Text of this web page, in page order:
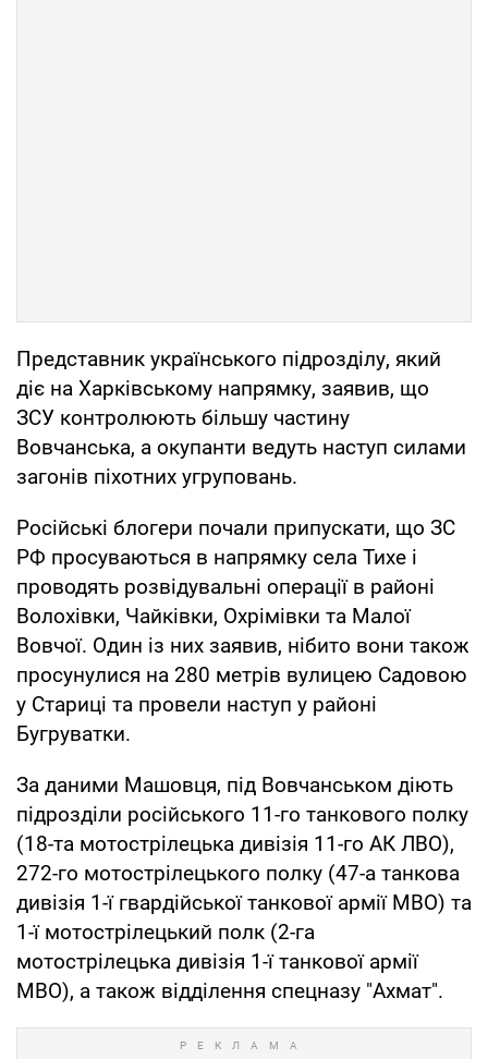
Представник українського підрозділу, який
діє на Харківському напрямку, заявив, що
ЗСУ контролюють більшу частину
Вовчанська, а окупанти ведуть наступ силами
загонів піхотних угруповань.
Російські блогери почали припускати, що ЗС
РФ просуваються в напрямку села Тихе і
проводять розвідувальні операції в районі
Волохівки, Чайківки, Охрімівки та Малої
Вовчої. Один із них заявив, нібито вони також
просунулися на 280 метрів вулицею Садовою
у Стариці та провели наступ у районі
Бугруватки.
За даними Машовця, під Вовчанськом діють
підрозділи російського 11-го танкового полку
(18-та мотострілецька дивізія 11-го АК ЛВО),
272-го мотострілецького полку (47-а танкова
дивізія 1-ї гвардійської танкової армії МВО) та
1-ї мотострілецький полк (2-га
мотострілецька дивізія 1-ї танкової армії
МВО), а також відділення спецназу "Ахмат".